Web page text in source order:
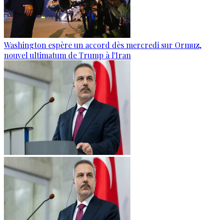
Washington espère un accord dès mercredi sur Ormuz,
nouvel ultimatum de Trump à l'Iran